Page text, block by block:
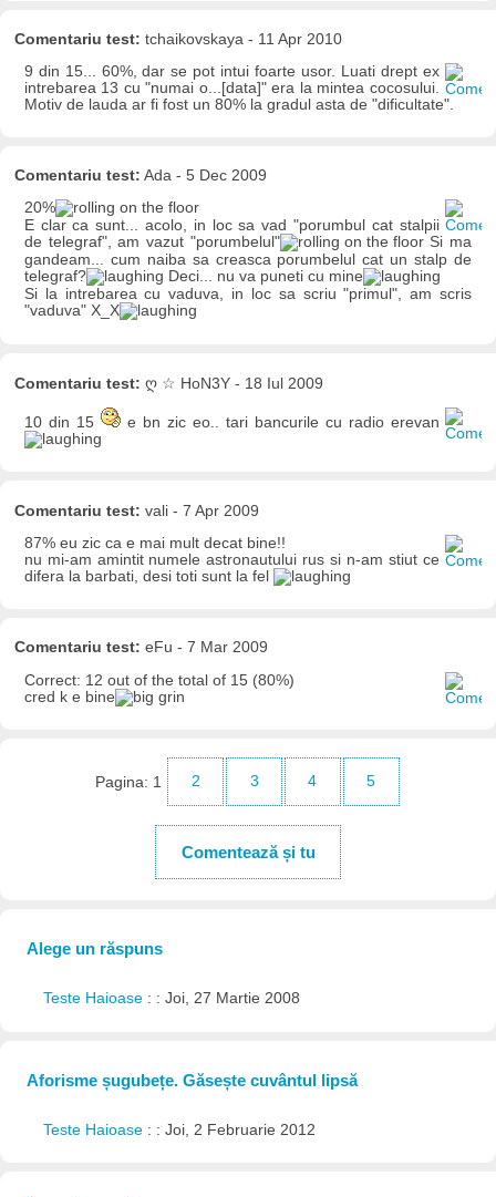
Comentariu test: tchaikovskaya - 11 Apr 2010
9 din 15... 60%, dar se pot intui foarte usor. Luati drept ex
intrebarea 13 cu "numai o...[data]" era la mintea cocosului.
Motiv de lauda ar fi fost un 80% la gradul asta de "dificultate".
Comentariu test: Ada - 5 Dec 2009
20%
E clar ca sunt... acolo, in loc sa vad "porumbul cat stalpii
de telegraf", am vazut "porumbelul"
Si ma
gandeam... cum naiba sa creasca porumbelul cat un stalp de
telegraf?
Deci... nu va puneti cu mine
Si la intrebarea cu vaduva, in loc sa scriu "primul", am scris
"vaduva" X_X
Comentariu test: ღ ☆ HoN3Y - 18 Iul 2009
10 din 15 e bn zic eo.. tari bancurile cu radio erevan
Comentariu test: vali - 7 Apr 2009
87% eu zic ca e mai mult decat bine!!
nu mi-am amintit numele astronautului rus si n-am stiut ce
difera la barbati, desi toti sunt la fel
Comentariu test: eFu - 7 Mar 2009
Correct: 12 out of the total of 15 (80%)
cred k e bine
Pagina: 1 2 3 4 5
Comentează și tu
Alege un răspuns
Teste Haioase : : Joi, 27 Martie 2008
Aforisme șugubețe. Găsește cuvântul lipsă
Teste Haioase : : Joi, 2 Februarie 2012